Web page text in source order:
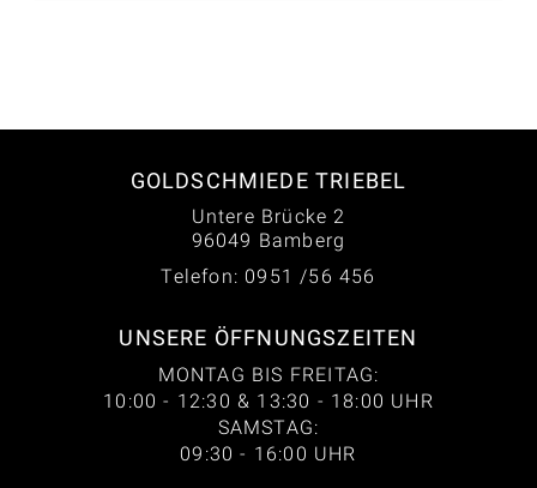
GOLDSCHMIEDE TRIEBEL
Untere Brücke 2
96049 Bamberg
Telefon: 0951 /56 456
UNSERE ÖFFNUNGSZEITEN
MONTAG BIS FREITAG:
10:00 - 12:30 & 13:30 - 18:00 UHR
SAMSTAG:
09:30 - 16:00 UHR